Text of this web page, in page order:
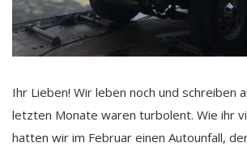
Ihr Lieben! Wir leben noch und schreiben
letzten Monate waren turbolent. Wie ihr
hatten wir im Februar einen Autounfall,